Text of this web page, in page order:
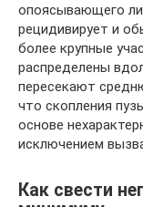
опоясывающего
рецидивирует и
более крупные
распределены
пересекают
что скопления
основе
исключением
Как свести